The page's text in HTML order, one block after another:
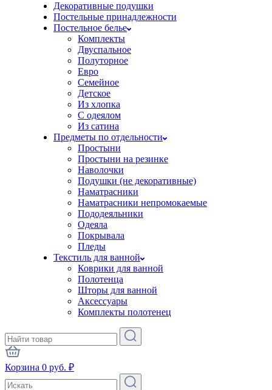
Декоративные подушки
Постельные принадлежности
Постельное белье
Комплекты
Двуспальное
Полуторное
Евро
Семейное
Детское
Из хлопка
С одеялом
Из сатина
Предметы по отдельности
Простыни
Простыни на резинке
Наволочки
Подушки (не декоративные)
Наматрасники
Наматрасники непромокаемые
Пододеяльники
Одеяла
Покрывала
Пледы
Текстиль для ванной
Коврики для ванной
Полотенца
Шторы для ванной
Аксессуары
Комплекты полотенец
Корзина 0 руб. ₽